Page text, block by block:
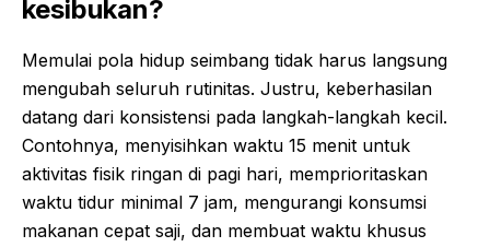
kesibukan?
Memulai pola hidup seimbang tidak harus langsung
mengubah seluruh rutinitas. Justru, keberhasilan
datang dari konsistensi pada langkah-langkah kecil.
Contohnya, menyisihkan waktu 15 menit untuk
aktivitas fisik ringan di pagi hari, memprioritaskan
waktu tidur minimal 7 jam, mengurangi konsumsi
makanan cepat saji, dan membuat waktu khusus